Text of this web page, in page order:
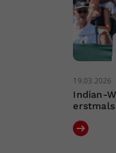
19.03.2026
Indian-
erstmals